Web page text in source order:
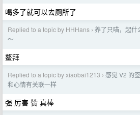
喝多了就可以去厕所了
Replied to a topic by HHHans › 养了只喵，起什
～
鳌拜
Replied to a topic by xiaobai1213 › 感觉 V2 的
和心情有关联一样
强 厉害 赞 真棒